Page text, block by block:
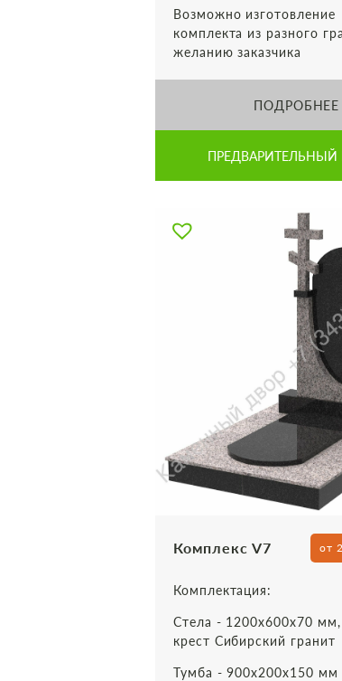
Возможно изготовление
комплекта из разного
желанию заказчика
ПОДРОБНЕЕ
ПРЕДВАРИТЕЛЬНЫЙ
Комплекс V7 от
Комплектация:
Стела - 1200х600х70 мм,
крест Сибирский гранит
Тумба - 900х200х150 мм